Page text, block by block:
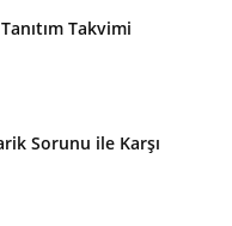
Takvimi
Sorunu ile Karşı